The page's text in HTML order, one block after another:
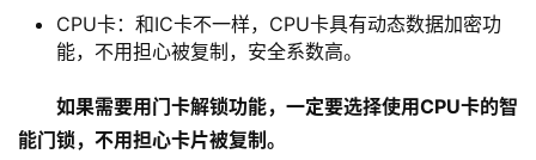
CPU卡：和IC卡不一样，CPU卡具有动态数据加密功
能，不用担心被复制，安全系数高。
如果需要用门卡解锁功能，一定要选择使用CPU卡的智
能门锁，不用担心卡片被复制。